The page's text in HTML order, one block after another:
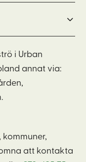
i Urban
annat via:
att kontakta